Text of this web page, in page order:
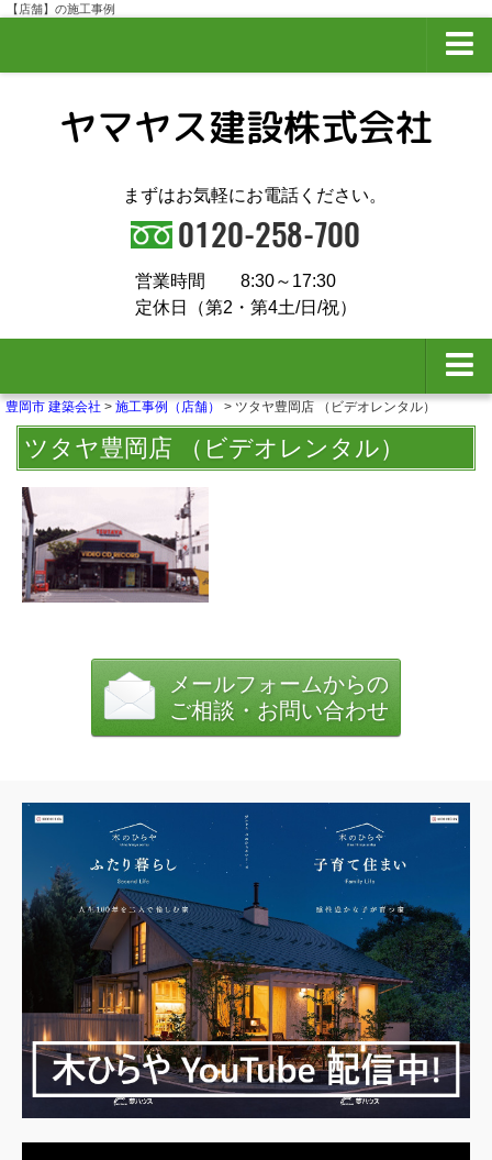
【店舗】の施工事例
サイトマップ
まずはお気軽にお電話ください。
営業時間
8:30～17:30
定休日（第2・第4土/日/祝）
夢ハウスとは
会社概要
施工事例
施工事例（住宅）
施工事例（店舗）
施工事例（その他）
家づくりの流れ
お問い合わせ
豊岡市 建築会社 > 施工事例（店舗） > ツタヤ豊岡店 （ビデオレンタル）
ツタヤ豊岡店 （ビデオレンタル）
メールフォームからの
ご相談・お問い合わせ